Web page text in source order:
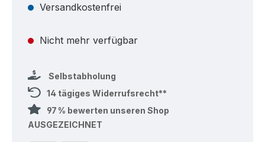
Versandkostenfrei
Nicht mehr verfügbar
Selbstabholung
14 tägiges Widerrufsrecht**
97 % bewerten unseren Shop
AUSGEZEICHNET